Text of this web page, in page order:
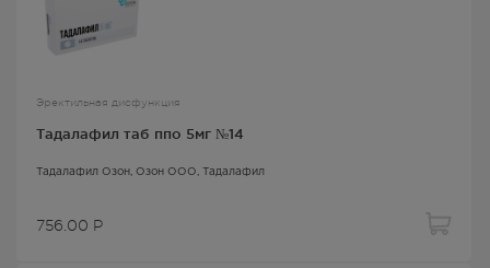
Эректильная дисфункция
Тадалафил таб ппо 5мг №14
Тадалафил Озон , Озон ООО, Тадалафил
756.00 Р